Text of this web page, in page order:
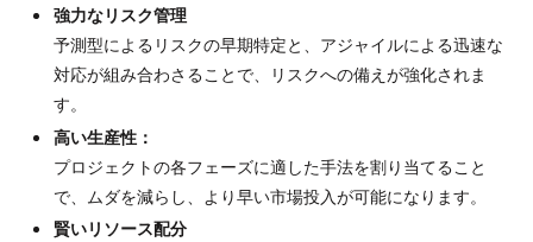
強力なリスク管理
予測型によるリスクの早期特定と、アジャイルによる迅速な
対応が組み合わさることで、リスクへの備えが強化されま
す。
高い生産性：
プロジェクトの各フェーズに適した手法を割り当てること
で、ムダを減らし、より早い市場投入が可能になります。
賢いリソース配分